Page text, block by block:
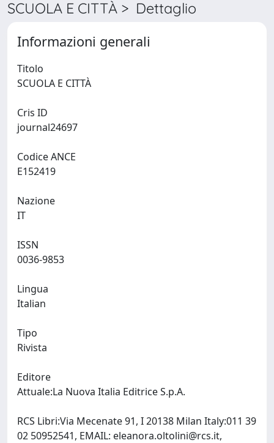
SCUOLA E CITTÀ > Dettaglio
Informazioni generali
Titolo
Cris ID
Codice ANCE
Nazione
ISSN
Lingua
Tipo
Rivista
Editore
Attuale:La Nuova Italia Editrice S.p.A.
RCS Libri:Via Mecenate 91, I 20138 Milan Italy:011 39
02 50952541, EMAIL: eleanora.oltolini@rcs.it,